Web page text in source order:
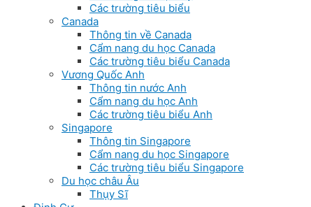
Các trường tiêu biểu
Canada
Thông tin về Canada
Cẩm nang du học Canada
Các trường tiêu biểu Canada
Vương Quốc Anh
Thông tin nước Anh
Cẩm nang du học Anh
Các trường tiêu biểu Anh
Singapore
Thông tin Singapore
Cẩm nang du học Singapore
Các trường tiêu biểu Singapore
Du học châu Âu
Thụy Sĩ